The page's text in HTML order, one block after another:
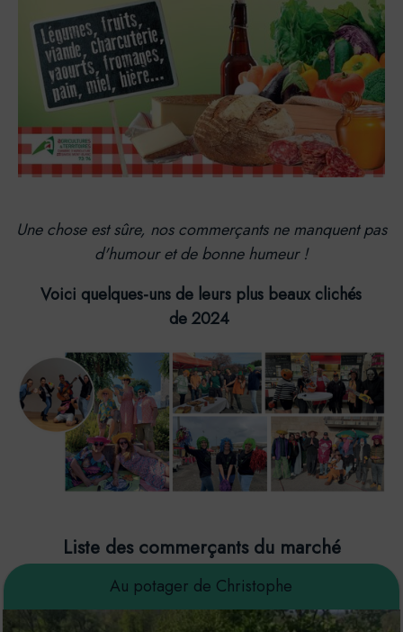
Une chose est sûre, nos commerçants ne manquent pas
d'humour et de bonne humeur !
Voici quelques-uns de leurs plus beaux clichés
de 2024
Liste des commerçants du marché
Au potager de Christophe